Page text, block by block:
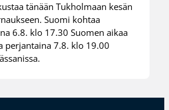
tänään Tukholmaan kesän
Suomi kohtaa
6.8. klo 17.30 Suomen aikaa
perjantaina 7.8. klo 19.00